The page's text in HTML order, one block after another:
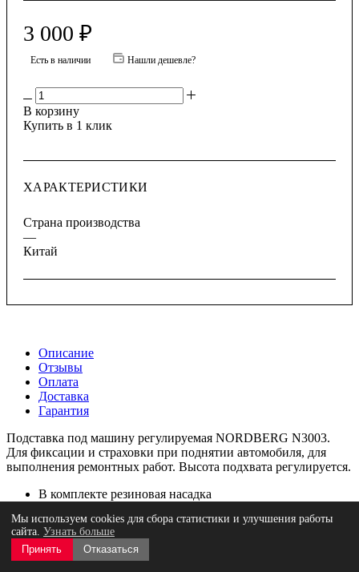
3 000 ₽
Есть в наличии Нашли дешевле?
В корзину
Купить в 1 клик
ХАРАКТЕРИСТИКИ
Страна производства
—
Китай
Описание
Отзывы
Оплата
Доставка
Гарантия
Подставка под машину регулируемая NORDBERG N3003.
Для фиксации и страховки при поднятии автомобиля, для
выполнения ремонтных работ. Высота подхвата регулируется.
В комплекте резиновая насадка
механизму фиксации штанги.
Простота в эксплуатации.
Пластины на опорах увеличивают устойчивость и
Мы используем cookies для сбора статистики и улучшения работы
сайта. Узнать больше
Принять
Отказаться